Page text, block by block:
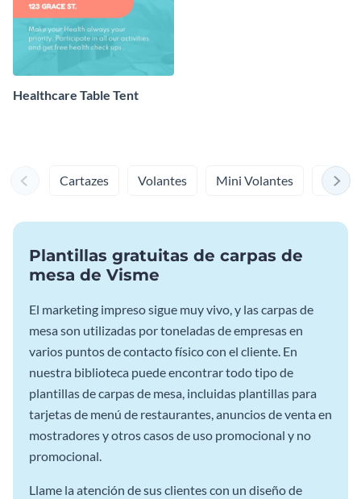
Healthcare Table Tent
Cartazes Volantes Mini Volantes Menús
Plantillas gratuitas de carpas de
mesa de Visme
El marketing impreso sigue muy vivo, y las carpas de
mesa son utilizadas por toneladas de empresas en
varios puntos de contacto físico con el cliente. En
nuestra biblioteca puede encontrar todo tipo de
plantillas de carpas de mesa, incluidas plantillas para
tarjetas de menú de restaurantes, anuncios de venta en
mostradores y otros casos de uso promocional y no
promocional.
Llame la atención de sus clientes con un diseño de